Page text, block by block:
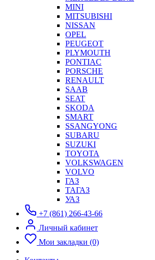
MINI
MITSUBISHI
NISSAN
OPEL
PEUGEOT
PLYMOUTH
PONTIAC
PORSCHE
RENAULT
SAAB
SEAT
SKODA
SMART
SSANGYONG
SUBARU
SUZUKI
TOYOTA
VOLKSWAGEN
VOLVO
ГАЗ
ТАГАЗ
УАЗ
+7 (861) 266-43-66
Личный кабинет
Мои закладки (0)